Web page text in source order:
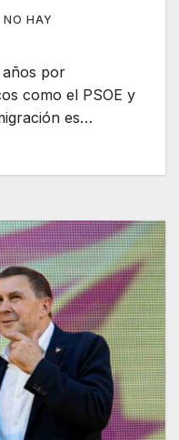
NO HAY
años por
como el PSOE y
es…